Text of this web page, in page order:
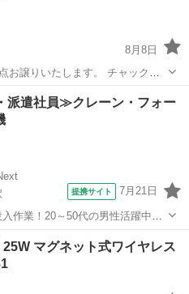
8月8日
たします。 チャック付
その他
派遣社員≫クレーン・フォー
提携サイト 7月21日
作業！20～50代の男性活躍中★
！年間休日130日★フォークリフ
食堂利用可★《神奈川県相模原
マグネット式ワイヤレス